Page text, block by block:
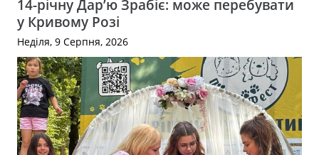
14-річну Дар’ю Зрабіє: може перебувати
у Кривому Розі
Неділя, 9 Серпня, 2026